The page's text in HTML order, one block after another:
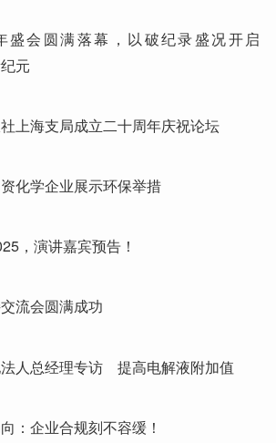
盛会圆满落幕，以破纪录盛况开启
元
上海支局成立二十周年庆祝论坛
化学企业展示环保举措
，演讲嘉宾预告！
流会圆满成功
人总经理专访 提高电解液附加值
：企业合规刻不容缓！